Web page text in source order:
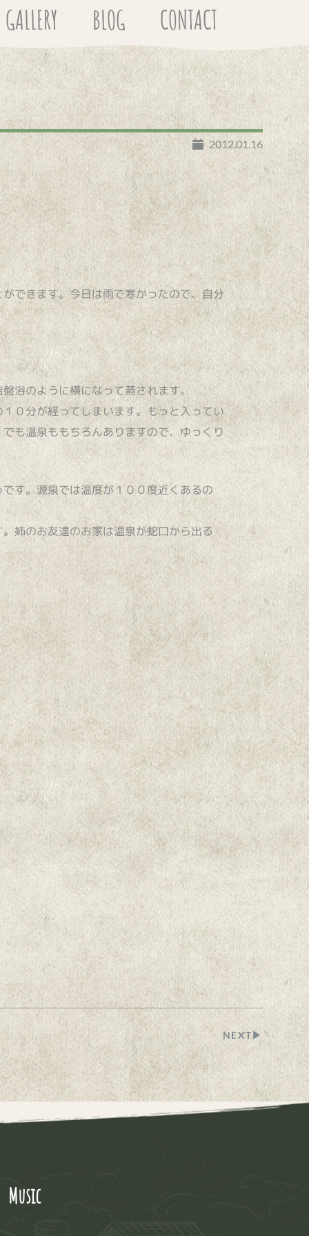
GALLERY BLOG CONTACT
2012.01.16
できます。今日は雨で寒かったので、自分
浴のように横になって蒸されます。
０分が経ってしまいます。もっと入ってい
も温泉ももちろんありますので、ゆっくり
す。源泉では温度が１００度近くあるの
姉のお友達のお家は温泉が蛇口から出る
NEXT▶︎
Music